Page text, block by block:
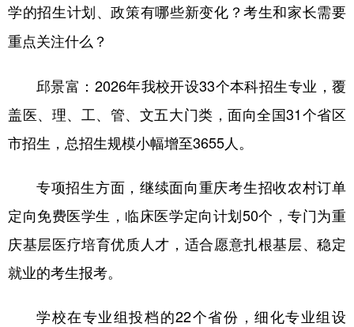
学的招生计划、政策有哪些新变化？考生和家长需要
重点关注什么？
邱景富：2026年我校开设33个本科招生专业，覆
盖医、理、工、管、文五大门类，面向全国31个省区
市招生，总招生规模小幅增至3655人。
专项招生方面，继续面向重庆考生招收农村订单
定向免费医学生，临床医学定向计划50个，专门为重
庆基层医疗培育优质人才，适合愿意扎根基层、稳定
就业的考生报考。
学校在专业组投档的22个省份，细化专业组设